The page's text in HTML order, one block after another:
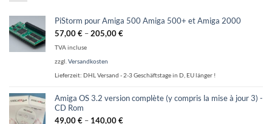
PiStorm pour Amiga 500 Amiga 500+ et Amiga 2000
57,00€ –205,00€
TVA incluse
zzgl. Versandkosten
Lieferzeit: DHL Versand - 2-3 Geschäftstage in D, EU länger !
Amiga OS 3.2 version complète (y compris la mise à jour 3) -
CD Rom
49,00€ – 140,00€